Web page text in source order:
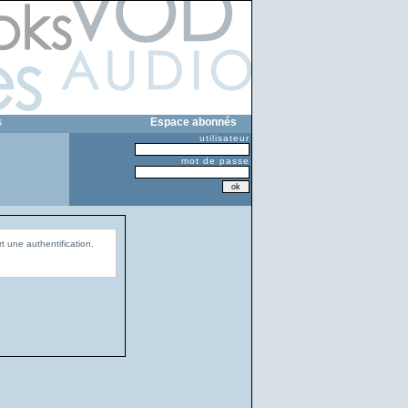
Espace abonnés
utilisateur
mot de passe
une authentification.